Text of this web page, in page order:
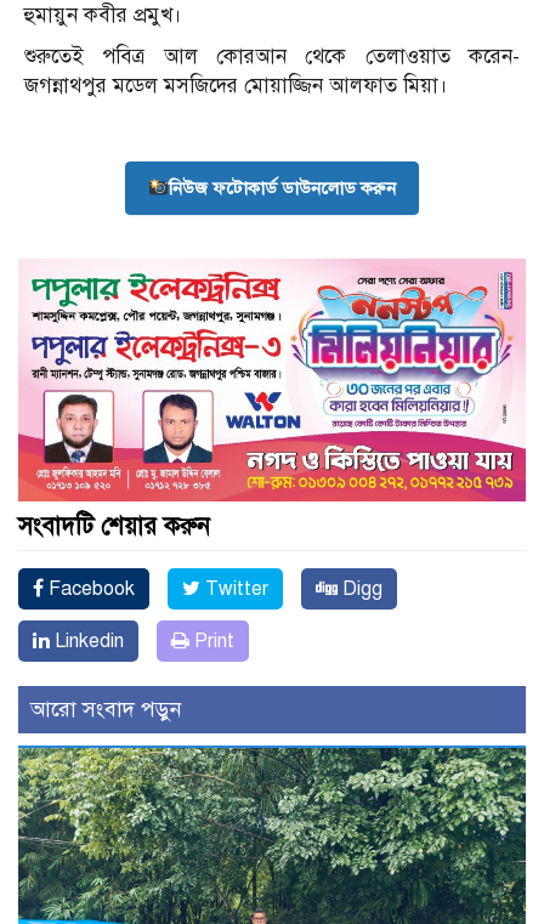
হুমায়ুন কবীর প্রমুখ।
শুরুতেই পবিত্র আল কোরআন থেকে তেলাওয়াত করেন-
জগন্নাথপুর মডেল মসজিদের মোয়াজ্জিন আলফাত মিয়া।
নিউজ ফটোকার্ড ডাউনলোড করুন
সংবাদটি শেয়ার করুন
Facebook Twitter Digg
Linkedin Print
আরো সংবাদ পড়ুন